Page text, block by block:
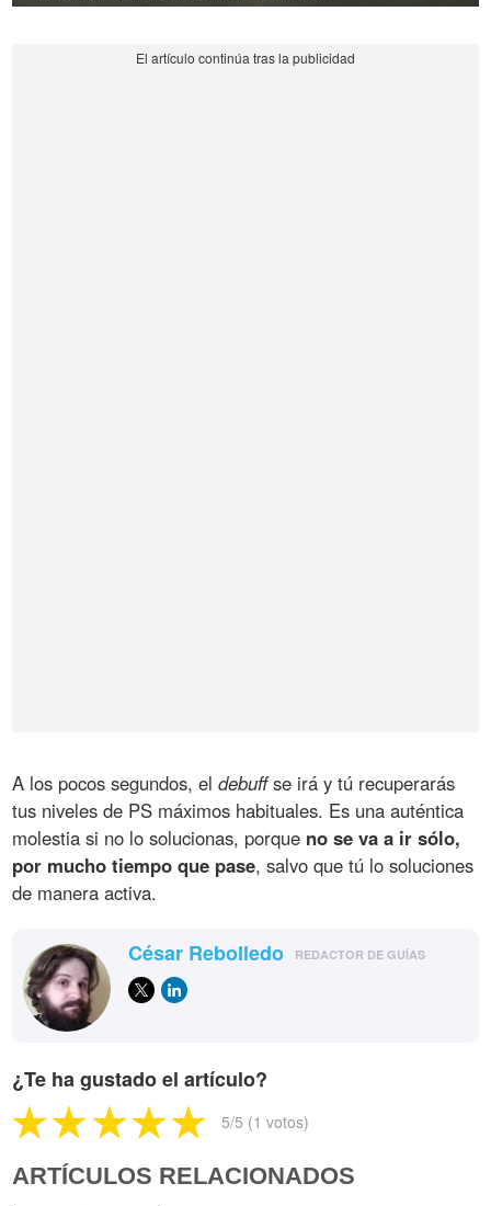
A los pocos segundos, eldebuffse irá y tú recuperarás
tus niveles de PS máximos habituales. Es una auténtica
molestia si no lo solucionas, porque no se va a ir sólo,
por mucho tiempo que pase, salvo que tú lo soluciones
de manera activa.
César Rebolledo REDACTOR DE GUÍAS
¿Te ha gustado el artículo?
5/5 (1 votos)
ARTÍCULOS RELACIONADOS